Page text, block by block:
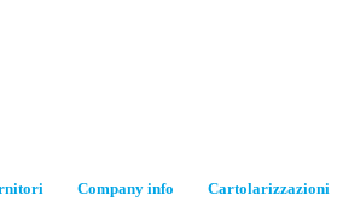
Company info Cartolarizzazioni